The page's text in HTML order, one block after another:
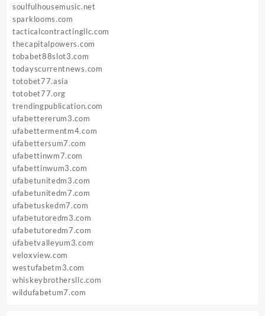
soulfulhousemusic.net
sparklooms.com
tacticalcontractingllc.com
thecapitalpowers.com
tobabet88slot3.com
todayscurrentnews.com
totobet77.asia
totobet77.org
trendingpublication.com
ufabettererum3.com
ufabettermentm4.com
ufabettersum7.com
ufabettinwm7.com
ufabettinwum3.com
ufabetunitedm3.com
ufabetunitedm7.com
ufabetuskedm7.com
ufabetutoredm3.com
ufabetutoredm7.com
ufabetvalleyum3.com
veloxview.com
westufabetm3.com
whiskeybrothersllc.com
wildufabetum7.com